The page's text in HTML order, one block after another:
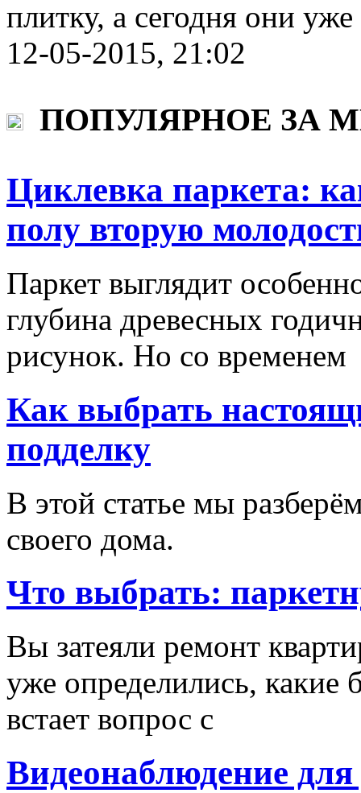
плитку, а сегодня они
12-05-2015, 21:02
ПОПУЛЯРНОЕ ЗА
Циклевка паркета:
полу вторую
Паркет выглядит
глубина древесных
рисунок. Но со временем
Как выбрать
подделку
В этой статье мы
своего дома.
Что выбрать:
Вы затеяли ремонт
уже определились, какие
встает вопрос с
Видеонаблюдение